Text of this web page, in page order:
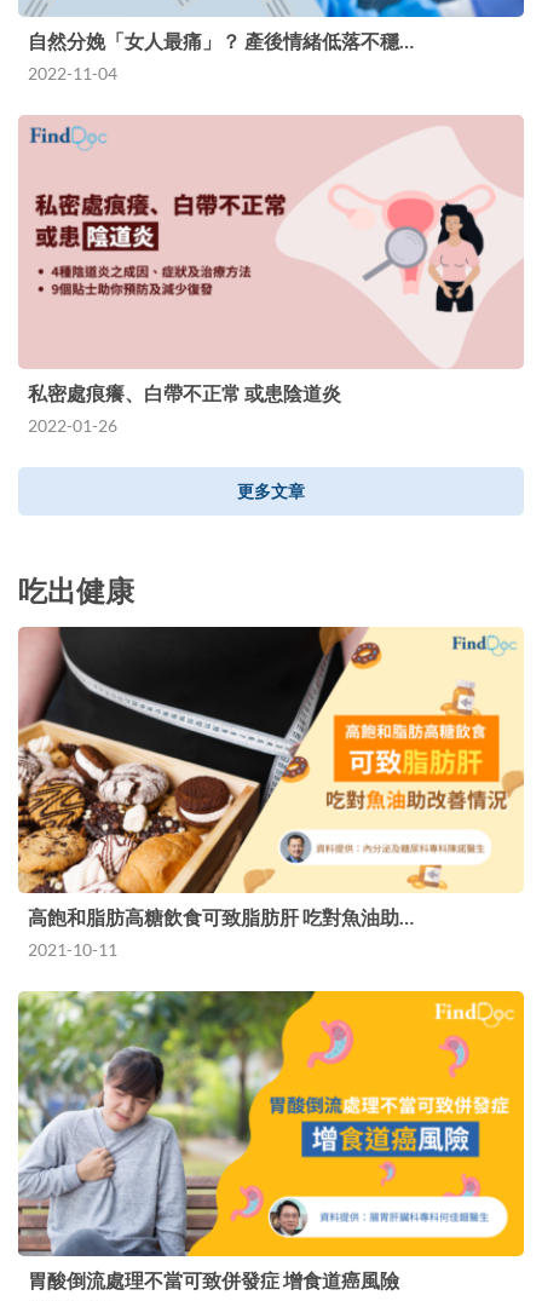
自然分娩「女人最痛」？ 產後情緒低落不穩…
2022-11-04
私密處痕癢、白帶不正常 或患陰道炎
2022-01-26
更多文章
吃出健康
高飽和脂肪高糖飲食可致脂肪肝 吃對魚油助…
2021-10-11
胃酸倒流處理不當可致併發症 增食道癌風險